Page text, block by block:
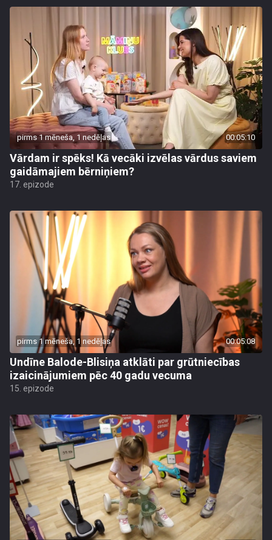
pirms 1 mēneša, 1 nedēļas 00:05:10
Vārdam ir spēks! Kā vecāki izvēlas vārdus saviem
gaidāmajiem bērniņiem?
17. epizode
pirms 1 mēneša, 1 nedēļas 00:05:08
Undīne Balode-Blisiņa atklāti par grūtniecības
izaicinājumiem pēc 40 gadu vecuma
15. epizode